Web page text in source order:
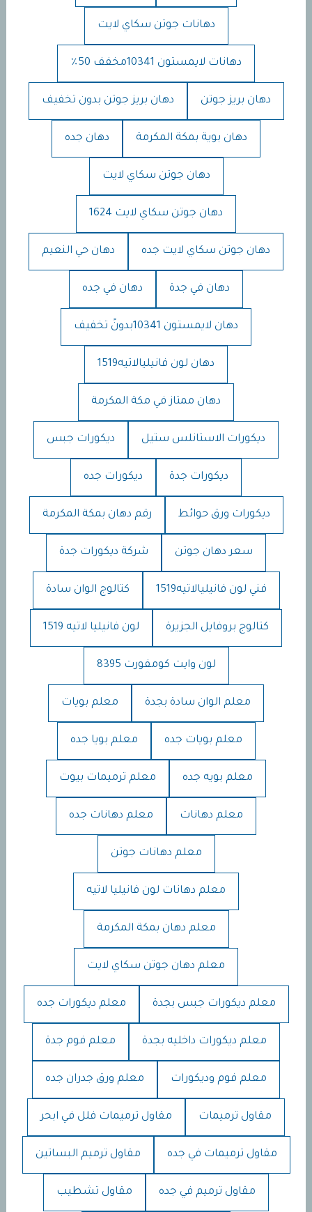
دهانات جوتن سكاي لايت
دهانات لايمستون 10341مخفف 50٪
دهان بريز جوتن دهان بريز جوتن بدون تخفيف
دهان بوية بمكة المكرمة دهان جده
دهان جوتن سكاي لايت
دهان جوتن سكاي لايت 1624
دهان جوتن سكاي لايت جده دهان حي النعيم
دهان في جدة دهان في جده
دهان لايمستون 10341بدونً تخفيف
دهان لون فانيليالاتيه1519
دهان ممتاز في مكة المكرمة
ديكورات الاستانلس ستيل ديكورات جبس
ديكورات جدة ديكورات جده
ديكورات ورق حوائط رقم دهان بمكة المكرمة
سعر دهان جوتن شركة ديكورات جدة
فني لون فانيليالاتيه1519 كتالوج الوان سادة
كتالوج بروفايل الجزيرة لون فانيليا لاتيه 1519
لون وايت كومفورت 8395
معلم الوان سادة بجدة معلم بويات
معلم بويات جده معلم بويا جده
معلم بويه جده معلم ترميمات بيوت
معلم دهانات معلم دهانات جده
معلم دهانات جوتن
معلم دهانات لون فانيليا لاتيه
معلم دهان بمكة المكرمة
معلم دهان جوتن سكاي لايت
معلم ديكورات جبس بجدة معلم ديكورات جده
معلم ديكورات داخليه بجدة معلم فوم جدة
معلم فوم وديكورات معلم ورق جدران جده
مقاول ترميمات مقاول ترميمات فلل في ابحر
مقاول ترميمات في جده مقاول ترميم البساتين
مقاول ترميم في جده مقاول تشطيب